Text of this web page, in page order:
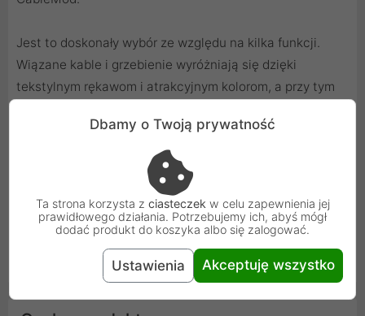
Jest to doskonały wybór ze względu na kilka funkcji.
Wiązane kable i grzebienie wyróżniają się dzięki
tekstylnym rękawom i atrakcyjnym kolorom, a przy tym
Klasyczne kable ModMesh serii C mają zastąpić kable
zasilające Corsair RMi, RMx i RM (Black Label). Mają tę
zaletę, że są wyjątkowo trwałe, dlatego zapewniają
bezpieczne połączenie wszystkich komponentów.
Możesz być pewny, że twój system otrzymuje stabilne
zasilanie i również wygląda świetnie.
Dbamy o Twoją prywatność
Ta strona korzysta z ciasteczek w celu zapewnienia jej
prawidłowego działania. Potrzebujemy ich, abyś mógł
dodać produkt do koszyka albo się zalogować.
Ustawienia Akceptuję wszystko